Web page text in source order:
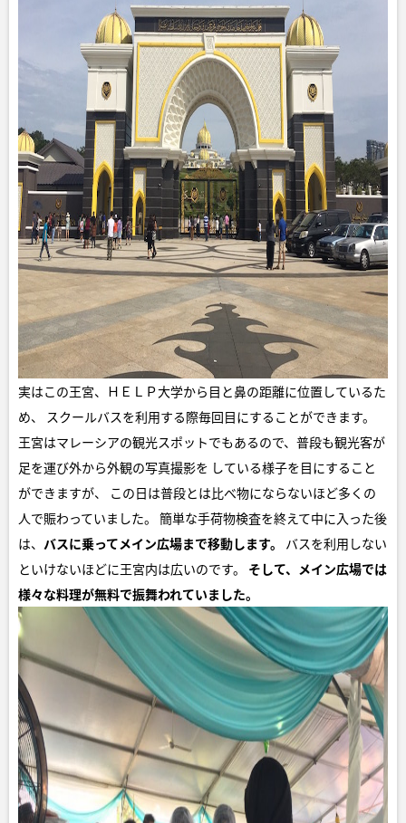
実はこの王宮、ＨＥＬＰ大学から目と鼻の距離に位置しているた
め、 スクールバスを利用する際毎回目にすることができます。
王宮はマレーシアの観光スポットでもあるので、普段も観光客が
足を運び外から外観の写真撮影を している様子を目にすること
ができますが、 この日は普段とは比べ物にならないほど多くの
人で賑わっていました。 簡単な手荷物検査を終えて中に入った後
は、 バスに乗ってメイン広場まで移動します。
バスを利用しない
といけないほどに王宮内は広いのです。 そして、メイン広場では
様々な料理が無料で振舞われていました。